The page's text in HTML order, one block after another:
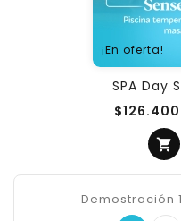
¡En oferta!
SPA Day
$126.400
Demostración